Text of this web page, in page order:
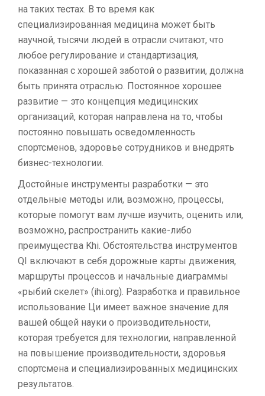
на таких тестах. В то время как
специализированная медицина может быть
научной, тысячи людей в отрасли считают, что
любое регулирование и стандартизация,
показанная с хорошей заботой о развитии, должна
быть принята отраслью. Постоянное хорошее
развитие — это концепция медицинских
организаций, которая направлена ​​на то, чтобы
постоянно повышать осведомленность
спортсменов, здоровье сотрудников и внедрять
бизнес-технологии.
Достойные инструменты разработки — это
отдельные методы или, возможно, процессы,
которые помогут вам лучше изучить, оценить или,
возможно, распространить какие-либо
преимущества Khi. Обстоятельства инструментов
QI включают в себя дорожные карты движения,
маршруты процессов и начальные диаграммы
«рыбий скелет» (ihi.org). Разработка и правильное
использование Ци имеет важное значение для
вашей общей науки о производительности,
которая требуется для технологии, направленной
на повышение производительности, здоровья
спортсмена и специализированных медицинских
результатов.